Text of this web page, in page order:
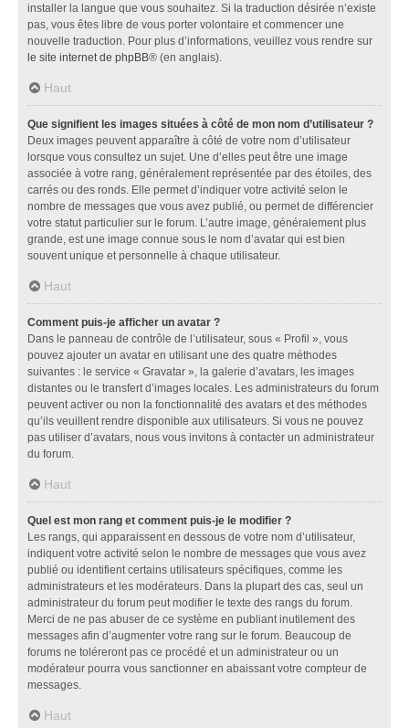
installer la langue que vous souhaitez. Si la traduction désirée n’existe
pas, vous êtes libre de vous porter volontaire et commencer une
nouvelle traduction. Pour plus d’informations, veuillez vous rendre sur
le site internet de phpBB® (en anglais).
Haut
Que signifient les images situées à côté de mon nom d’utilisateur ?
Deux images peuvent apparaître à côté de votre nom d’utilisateur
lorsque vous consultez un sujet. Une d’elles peut être une image
associée à votre rang, généralement représentée par des étoiles, des
carrés ou des ronds. Elle permet d’indiquer votre activité selon le
nombre de messages que vous avez publié, ou permet de différencier
votre statut particulier sur le forum. L’autre image, généralement plus
grande, est une image connue sous le nom d’avatar qui est bien
souvent unique et personnelle à chaque utilisateur.
Haut
Comment puis-je afficher un avatar ?
Dans le panneau de contrôle de l’utilisateur, sous « Profil », vous
pouvez ajouter un avatar en utilisant une des quatre méthodes
suivantes : le service « Gravatar », la galerie d’avatars, les images
distantes ou le transfert d’images locales. Les administrateurs du forum
peuvent activer ou non la fonctionnalité des avatars et des méthodes
qu’ils veuillent rendre disponible aux utilisateurs. Si vous ne pouvez
pas utiliser d’avatars, nous vous invitons à contacter un administrateur
du forum.
Haut
Quel est mon rang et comment puis-je le modifier ?
Les rangs, qui apparaissent en dessous de votre nom d’utilisateur,
indiquent votre activité selon le nombre de messages que vous avez
publié ou identifient certains utilisateurs spécifiques, comme les
administrateurs et les modérateurs. Dans la plupart des cas, seul un
administrateur du forum peut modifier le texte des rangs du forum.
Merci de ne pas abuser de ce système en publiant inutilement des
messages afin d’augmenter votre rang sur le forum. Beaucoup de
forums ne toléreront pas ce procédé et un administrateur ou un
modérateur pourra vous sanctionner en abaissant votre compteur de
messages.
Haut